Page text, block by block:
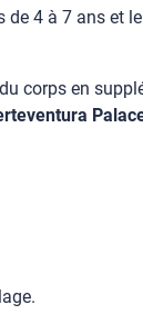
4 à 7 ans et
corps en